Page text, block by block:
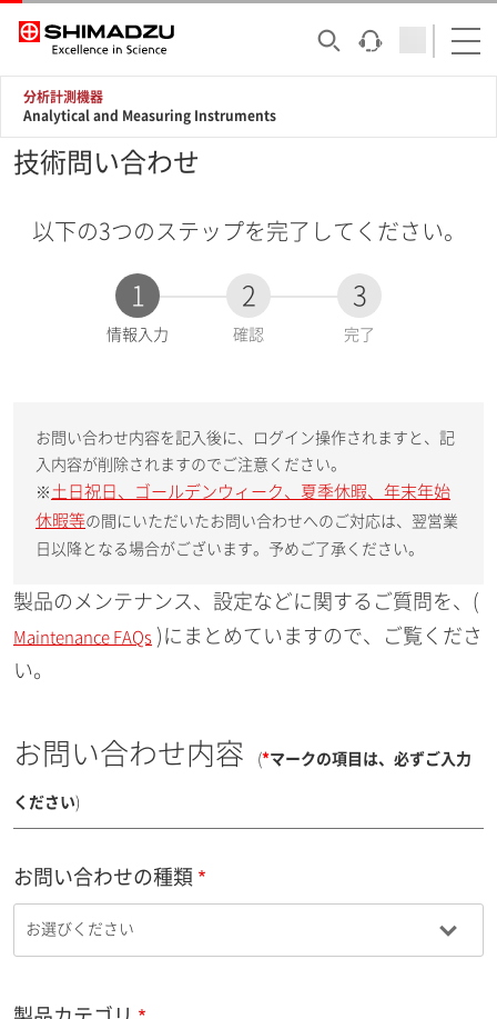
分析計測機器
Analytical and Measuring Instruments
技術問い合わせ
以下の3つのステップを完了してください。
1
現
情報入力
2
確認
3
完了
お問い合わせ内容を記入後に、ログイン操作されますと、記
入内容が削除されますのでご注意ください。
※ 土日祝日、ゴールデンウィーク、夏季休暇、年末年始
休暇等の間にいただいたお問い合わせへのご対応は、翌営業
日以降となる場合がございます。予めご了承ください。
製品のメンテナンス、設定などに関するご質問を、(
Maintenance FAQs )にまとめていますので、ご覧くださ
い。
お問い合わせ内容 (*マークの項目は、必ずご入力
ください)
お問い合わせの種類